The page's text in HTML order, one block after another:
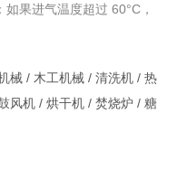
果进气温度超过 60°C，
械 / 木工机械 / 清洗机 / 热
风机 / 烘干机 / 焚烧炉 / 糖